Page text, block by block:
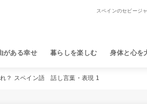
スペインのセビージ
がある幸せ 暮らしを楽しむ 身体と心を
？ スペイン語 話し言葉・表現 1